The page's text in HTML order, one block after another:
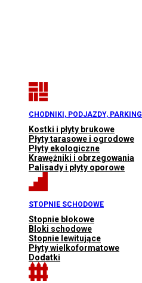
CHODNIKI, PODJAZDY, PARKINGI
Kostki i płyty brukowe
Płyty tarasowe i ogrodowe
Płyty ekologiczne
Krawężniki i obrzegowania
Palisady i płyty oporowe
STOPNIE SCHODOWE
Stopnie blokowe
Bloki schodowe
Stopnie lewitujące
Płyty wielkoformatowe
Dodatki